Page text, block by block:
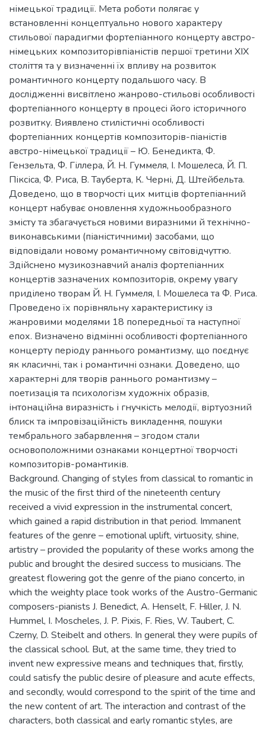
німецької традиції. Мета роботи полягає у
встановленні концептуально нового характеру
стильової парадигми фортепіанного концерту австро-
німецьких композиторівпіаністів першої третини ХІХ
століття та у визначенні їх впливу на розвиток
романтичного концерту подальшого часу. В
дослідженні висвітлено жанрово-стильові особливості
фортепіанного концерту в процесі його історичного
розвитку. Виявлено стилістичні особливості
фортепіанних концертів композиторів-піаністів
австро-німецької традиції – Ю. Бенедикта, Ф.
Гензельта, Ф. Гіллера, Й. Н. Гуммеля, І. Мошелеса, Й. П.
Піксіса, Ф. Риса, В. Тауберта, К. Черні, Д. Штейбельта.
Доведено, що в творчості цих митців фортепіанний
концерт набуває оновлення художньообразного
змісту та збагачується новими виразними й технічно-
виконавськими (піаністичними) засобами, що
відповідали новому романтичному світовідчуттю.
Здійснено музикознавчий аналіз фортепіанних
концертів зазначених композиторів, окрему увагу
приділено творам Й. Н. Гуммеля, І. Мошелеса та Ф. Риса.
Проведено їх порівняльну характеристику із
жанровими моделями 18 попередньої та наступної
епох. Визначено відмінні особливості фортепіанного
концерту періоду раннього романтизму, що поєднує
як класичні, так і романтичні ознаки. Доведено, що
характерні для творів раннього романтизму –
поетизація та психологізм художніх образів,
інтонаційна виразність і гнучкість мелодії, віртуозний
блиск та імпровізаційність викладення, пошуки
тембрального забарвлення – згодом стали
основоположними ознаками концертної творчості
композиторів-романтиків.
Background. Changing of styles from classical to romantic in
the music of the first third of the nineteenth century
received a vivid expression in the instrumental concert,
which gained a rapid distribution in that period. Immanent
features of the genre – emotional uplift, virtuosity, shine,
artistry – provided the popularity of these works among the
public and brought the desired success to musicians. The
greatest flowering got the genre of the piano concerto, in
which the weighty place took works of the Austro-Germanic
composers-pianists J. Benedict, A. Henselt, F. Hiller, J. N.
Hummel, I. Moscheles, J. P. Pixis, F. Ries, W. Taubert, C.
Czerny, D. Steibelt and others. In general they were pupils of
the classical school. But, at the same time, they tried to
invent new expressive means and techniques that, firstly,
could satisfy the public desire of pleasure and acute effects,
and secondly, would correspond to the spirit of the time and
the new content of art. The interaction and contrast of the
characters, both classical and early romantic styles, are